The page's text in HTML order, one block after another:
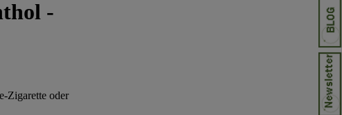
-
Zigarette oder